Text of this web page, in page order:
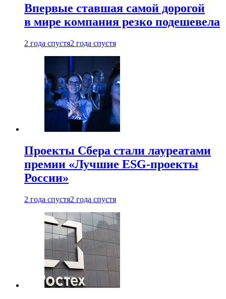
Впервые ставшая самой дорогой
в мире компания резко подешевела
2 года спустя2 года спустя
Проекты Сбера стали лауреатами
премии «Лучшие ESG-проекты
России»
2 года спустя2 года спустя